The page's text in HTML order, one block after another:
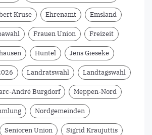
Kruse Ehrenamt Emsland
Frauen Union Freizeit
Hüntel Jens Gieseke
Landratswahl Landtagswahl
André Burgdorf Meppen-Nord
Nordgemeinden
Senioren Union Sigrid Kraujuttis